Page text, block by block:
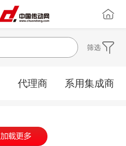
筛选
代理商 系用集成商